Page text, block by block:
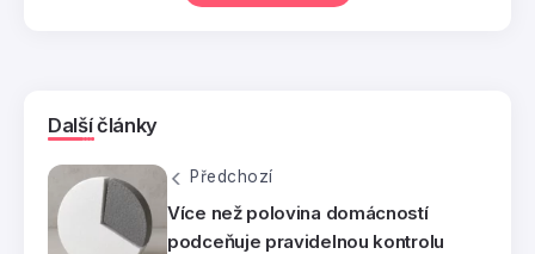
Další články
Předchozí
Více než polovina domácností
podceňuje pravidelnou kontrolu